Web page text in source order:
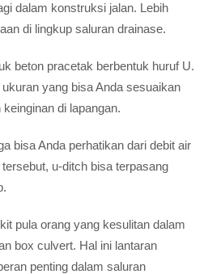
dalam konstruksi jalan. Lebih
di lingkup saluran drainase.
beton pracetak berbentuk huruf U.
yang bisa Anda sesuaikan
di lapangan.
bisa Anda perhatikan dari debit air
u-ditch bisa terpasang
pula orang yang kesulitan dalam
box culvert. Hal ini lantaran
penting dalam saluran